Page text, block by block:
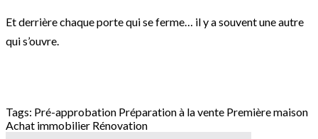
Et derrière chaque porte qui se ferme… il y a souvent une autre
qui s’ouvre.
Tags: Pré-approbation Préparation à la vente Première maison
Achat immobilier Rénovation